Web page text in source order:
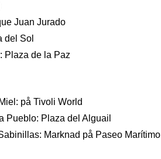
Juan Jurado
del Sol
Plaza de la Paz
på Tivoli World
Pueblo: Plaza del Alguail
Marknad på Paseo Marítimo